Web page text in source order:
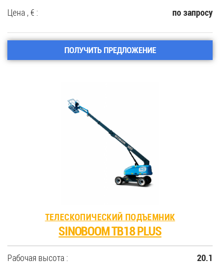
Цена , € : по запросу
ПОЛУЧИТЬ ПРЕДЛОЖЕНИЕ
ТЕЛЕСКОПИЧЕСКИЙ ПОДЪЕМНИК
SINOBOOM TB18 PLUS
Рабочая высота : 20.1